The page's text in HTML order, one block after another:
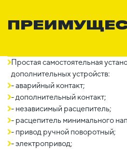
Простая самостоятельная
дополнительных устройств:
- аварийный контакт;
- дополнительный контакт;
- независимый расцепитель;
- расцепитель минимального
- привод ручной поворотный;
- электропривод;